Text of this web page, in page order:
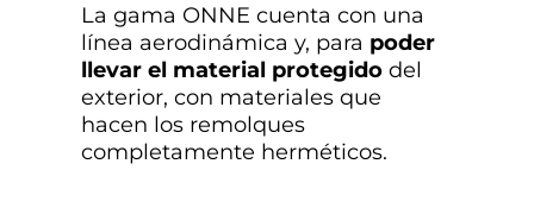
La gama ONNE cuenta con una
línea aerodinámica y, para poder
llevar el material protegido del
exterior, con materiales que
hacen los remolques
completamente herméticos.